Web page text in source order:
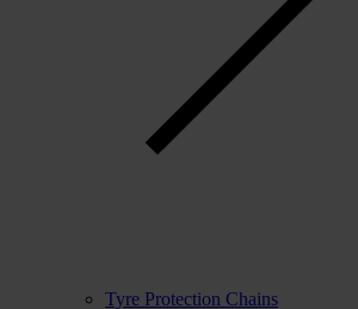
Tyre Protection Chains